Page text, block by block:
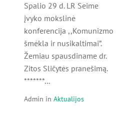
Spalio 29 d. LR Seime
įvyko mokslinė
konferencija ,,Komunizmo
šmėkla ir nusikaltimai”.
Žemiau spausdiname dr.
Zitos Sličytės pranešimą.
*******...
Admin in Aktualijos